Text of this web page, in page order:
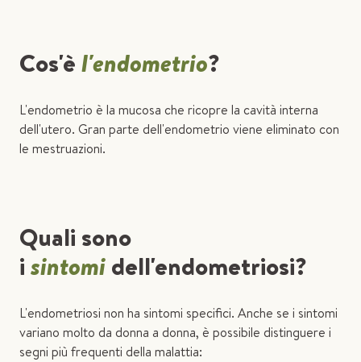
Cos'èl'endometrio?
L'endometrio è la mucosa che ricopre la cavità interna
dell'utero. Gran parte dell'endometrio viene eliminato con
le mestruazioni.
Quali sono
isintomidell'endometriosi?
L'endometriosi non ha sintomi specifici. Anche se i sintomi
variano molto da donna a donna, è possibile distinguere i
segni più frequenti della malattia: